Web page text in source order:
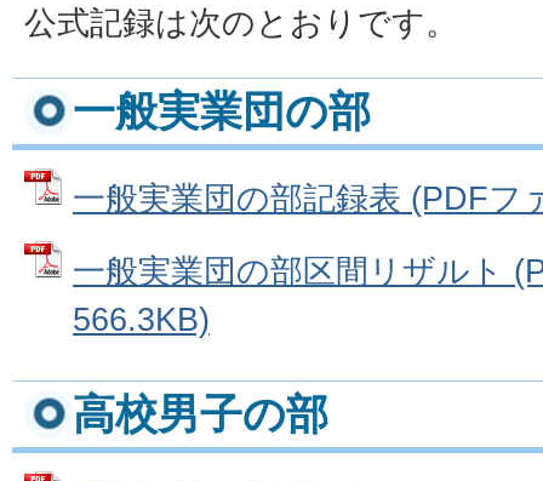
公式記録は次のとおりです。
一般実業団の部
一般実業団の部記録表 (PDFフ
一般実業団の部区間リザルト
566.3KB)
高校男子の部